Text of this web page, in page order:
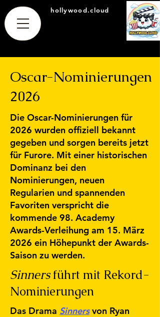
hollywood.cloud
Oscar-Nominierungen
2026
Die Oscar-Nominierungen für
2026 wurden offiziell bekannt
gegeben und sorgen bereits jetzt
für Furore. Mit einer historischen
Dominanz bei den
Nominierungen, neuen
Regularien und spannenden
Favoriten verspricht die
kommende 98. Academy
Awards-Verleihung am 15. März
2026 ein Höhepunkt der Awards-
Saison zu werden.
Sinnersführt mit Rekord-
Nominierungen
Das Drama Sinners von Ryan